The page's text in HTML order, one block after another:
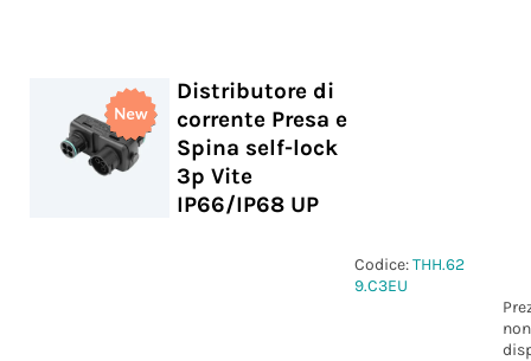
Distributore di
corrente Presa e
Spina self-lock
3p Vite
IP66/IP68 UP
Codice:THH.62
9.C3EU
non